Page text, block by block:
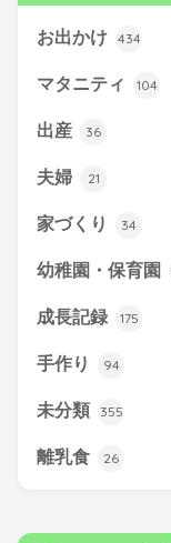
お出かけ 434
マタニティ 104
出産 36
夫婦 21
家づくり 34
幼稚園・保育園
成長記録 175
手作り 94
未分類 355
離乳食 26